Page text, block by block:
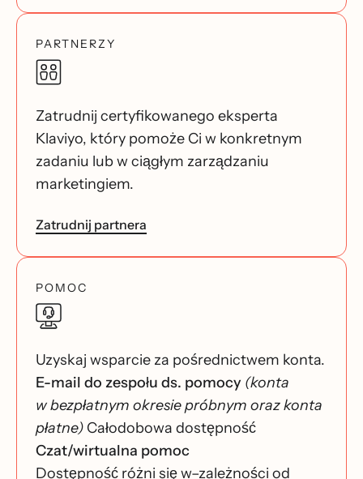
PARTNERZY
Zatrudnij certyfikowanego eksperta
Klaviyo, który pomoże Ci w konkretnym
zadaniu lub w ciągłym zarządzaniu
marketingiem.
Zatrudnij partnera
POMOC
Uzyskaj wsparcie za pośrednictwem konta.
E-mail do zespołu ds. pomocy (konta
w bezpłatnym okresie próbnym oraz konta
płatne) Całodobowa dostępność
Czat/wirtualna pomoc
Dostępność różni się w–zależności od